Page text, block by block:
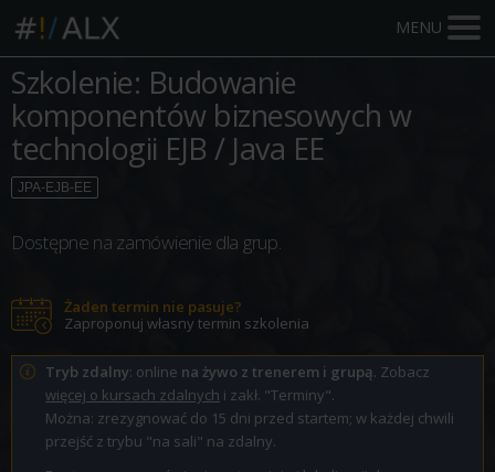
MENU
Szkolenie: Budowanie
komponentów biznesowych w
technologii EJB / Java EE
JPA-EJB-EE
Dostępne na zamówienie dla grup.
Żaden termin nie pasuje?
Zaproponuj własny termin szkolenia
Tryb zdalny: online na żywo z trenerem i grupą. Zobacz
więcej o kursach zdalnych i zakł. "Terminy".
Można: zrezygnować do 15 dni przed startem; w każdej chwili
przejść z trybu "na sali" na zdalny.